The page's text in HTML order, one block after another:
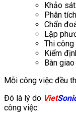
Khảo sát
Phân tích
Chẩn
Lập
Thi công
Kiểm
Bàn giao
Mỗi công việc đều
Đó là lý do Viet
công việc: